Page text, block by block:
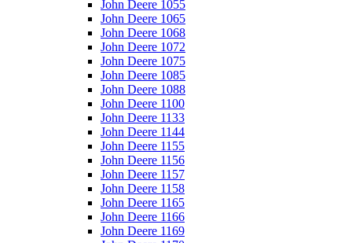
John Deere 1055
John Deere 1065
John Deere 1068
John Deere 1072
John Deere 1075
John Deere 1085
John Deere 1088
John Deere 1100
John Deere 1133
John Deere 1144
John Deere 1155
John Deere 1156
John Deere 1157
John Deere 1158
John Deere 1165
John Deere 1166
John Deere 1169